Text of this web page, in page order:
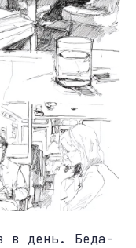
в день. Беда-